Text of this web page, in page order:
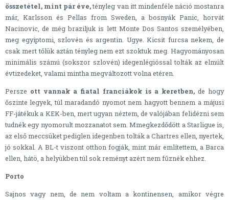
összetétel, mint pár éve,tényleg van itt mindenféle náció mostanra
már, Karlsson és Pellas from Sweden, a bosnyák Panic, horvát
Nacinovic, de még braziljuk is lett Monte Dos Santos személyében,
meg egyiptomi, szlovén és argentin. Ugye. Kicsit furcsa nekem, de
csak mert tőlük aztán tényleg nem ezt szoktuk meg. Hagyományosan
minimális számú (sokszor szlovén) idegenlégióssal tolták az elmúlt
évtizedeket, valami mintha megváltozott volna etéren.
Persze ott vannak a fiatal franciákok is a keretben, de hogy
őszinte legyek, túl maradandó nyomot nem hagyott bennem a májusi
FF-játékuk a KEK-ben, mert ugyan néztem, de valójában felidézni sem
tudnék egy nyomorult mozzanatot sem. Mmegkezdődött a Starligue is,
az első meccsüket pediglen idegenben tolták a Chartres ellen, nyertek,
jó sokkal. A BL-t viszont otthon fogják, mint már említettem, a Barca
ellen, hátö, a helyükben túl sok reményt azért nem fűznék ehhez.
Porto
Sajnos vagy nem, de nem voltam a kontinensen, amikor végre